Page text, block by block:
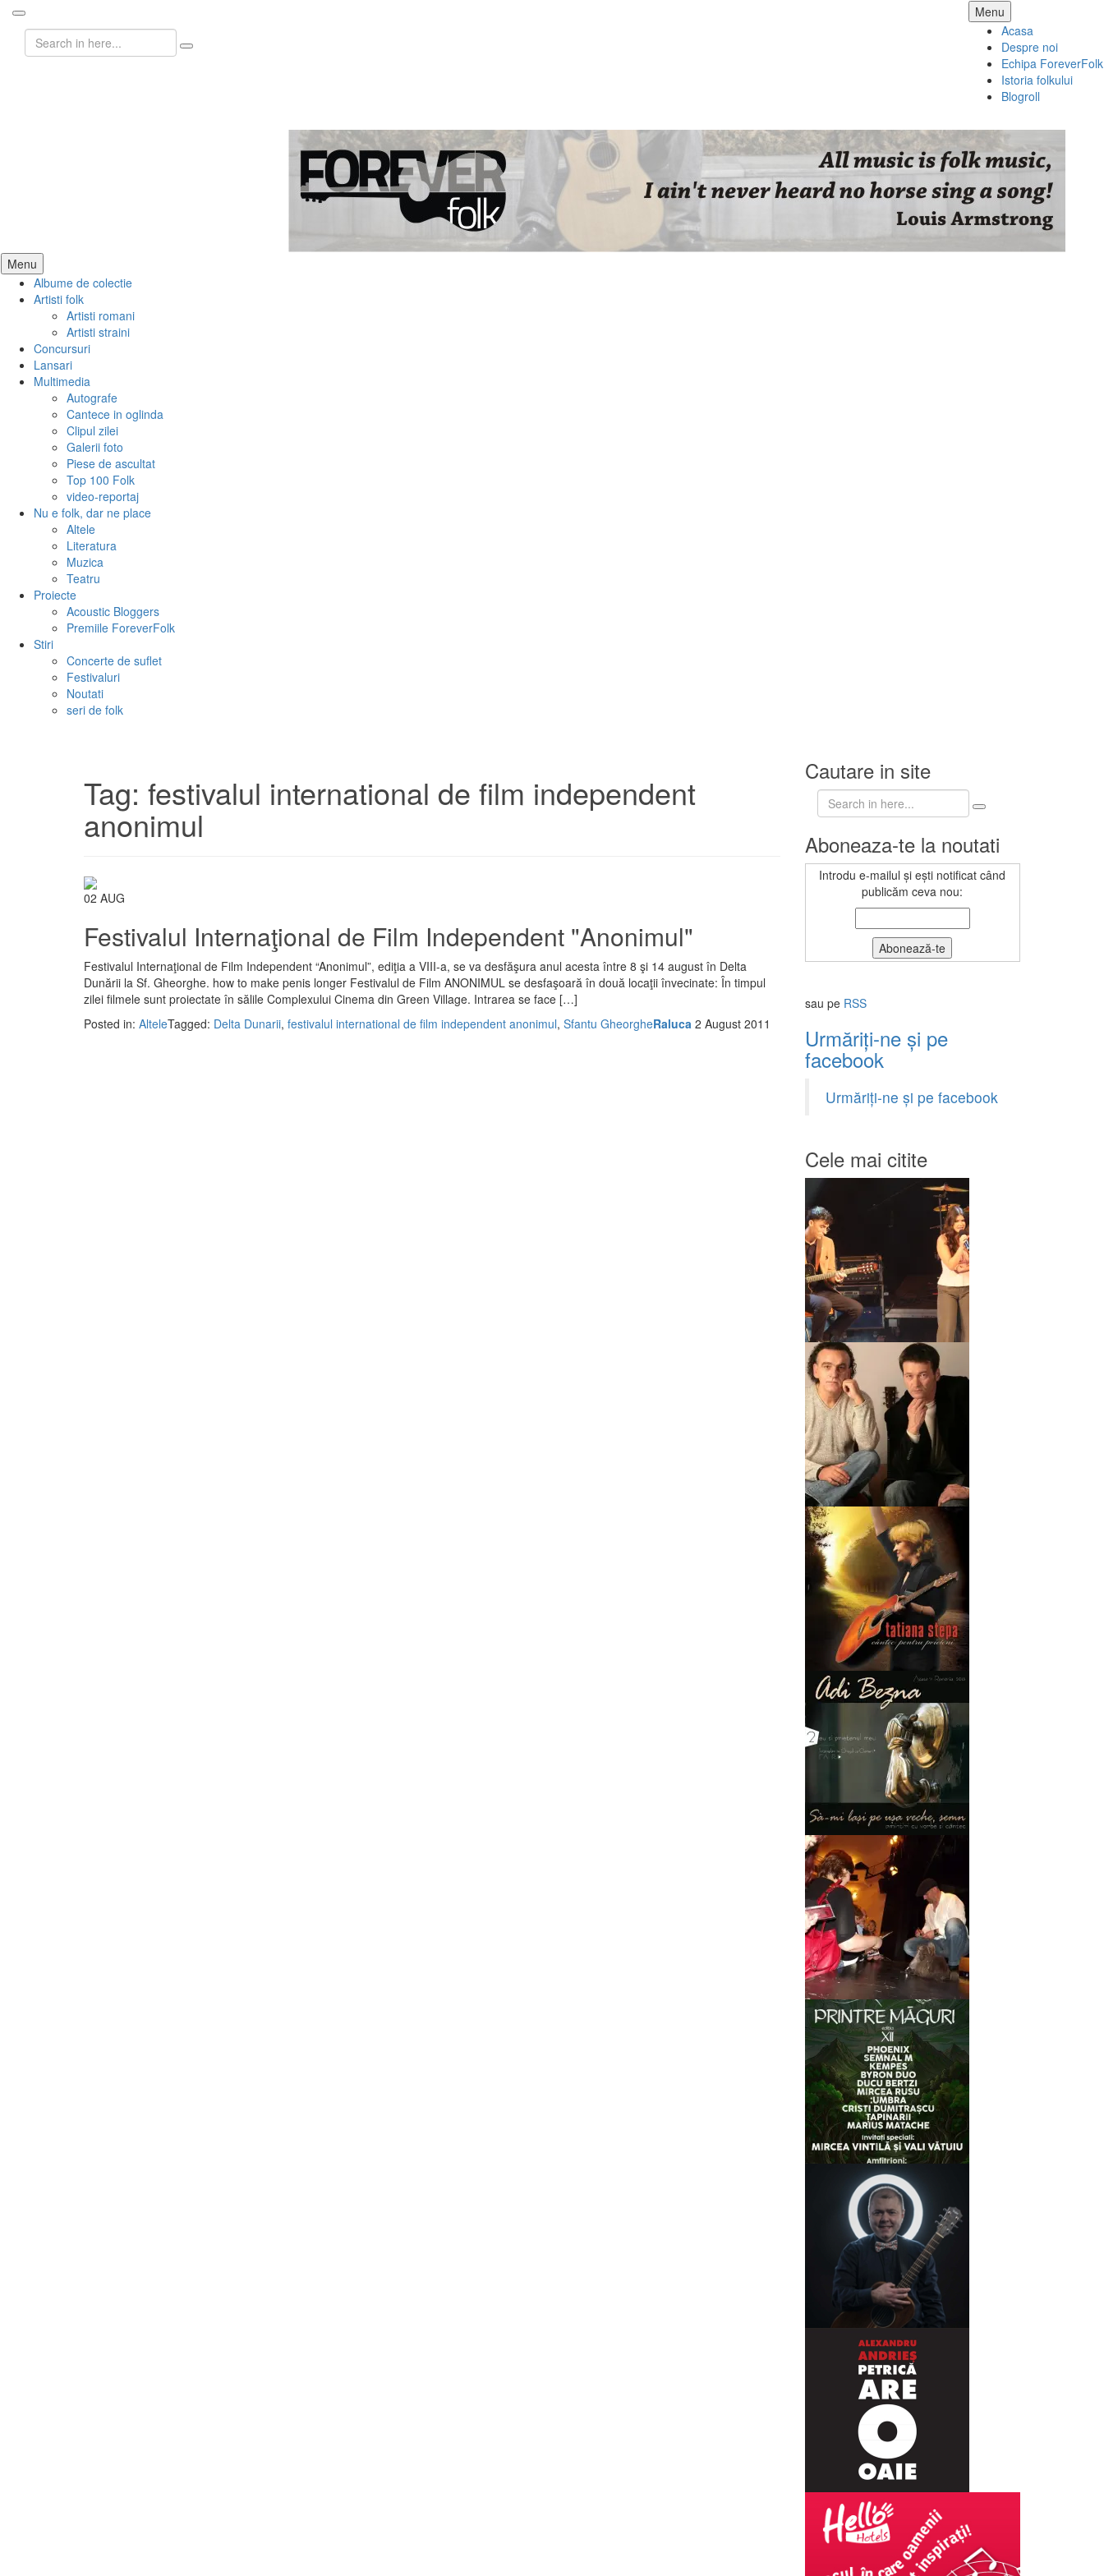
Menu Skip
to
content
Acasa
Despre noi
Echipa ForeverFolk
Istoria folkului
Blogroll
Search
for:
Menu Skip
to
content
Albume de colectie
Artisti folk
Artisti romani
Artisti straini
Concursuri
Lansari
Multimedia
Autografe
Cantece in oglinda
Clipul zilei
Galerii foto
Piese de ascultat
Top 100 Folk
video-reportaj
Nu e folk, dar ne place
Altele
Literatura
Muzica
Teatru
Proiecte
Acoustic Bloggers
Premiile ForeverFolk
Stiri
Concerte de suflet
Festivaluri
Noutati
seri de folk
Tag: festivalul international de film independent
anonimul
02 AUG
Festivalul Internaţional de Film Independent "Anonimul"
Festivalul Internaţional de Film Independent “Anonimul”, ediţia a VIII-a, se va desfăşura anul acesta între 8 şi 14 august în Delta
Dunării la Sf. Gheorghe. how to make penis longer Festivalul de Film ANONIMUL se desfaşoară în două locaţii învecinate: În timpul
zilei filmele sunt proiectate în sălile Complexului Cinema din Green Village. Intrarea se face […]
Posted in: AlteleTagged: Delta Dunarii, festivalul international de film independent anonimul, Sfantu GheorgheRaluca 2 August 2011
Cautare in site
Search
for:
Aboneaza-te la noutati
Introdu e-mailul și ești notificat când
publicăm ceva nou:
sau pe RSS
Urmăriți-ne și pe
facebook
Urmăriți-ne și pe facebook
Cele mai citite